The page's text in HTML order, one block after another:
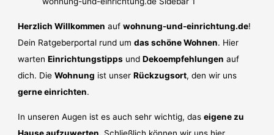
Herzlich Willkommen aufwohnung-und-einrichtung.de!
Dein Ratgeberportal rund umdas schöne Wohnen. Hier
wartenEinrichtungstipps undDekoempfehlungen auf
dich. DieWohnung ist unserRückzugsort, den wir uns
gerne einrichten.
In unseren Augen ist es auch sehr wichtig, daseigene zu
Hause aufzuwerten. Schließlich können wir uns hier